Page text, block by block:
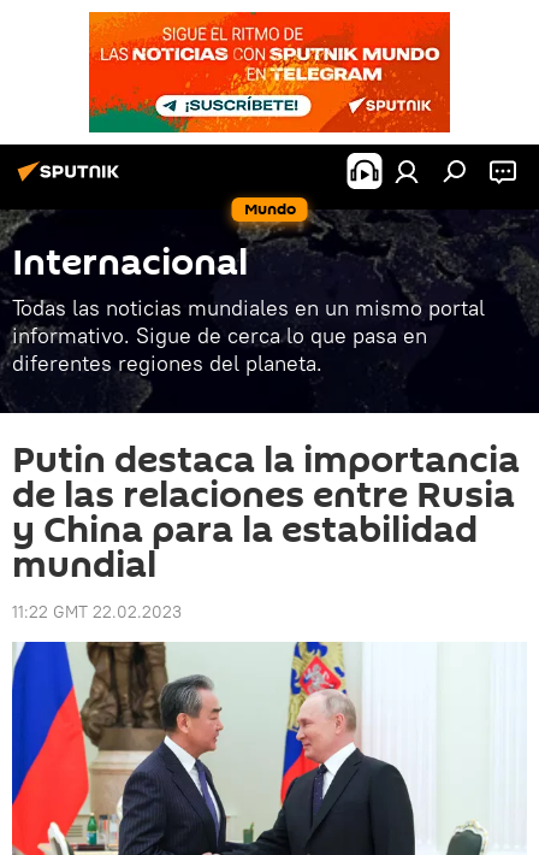
Mundo
Internacional
Todas las noticias mundiales en un mismo portal
informativo. Sigue de cerca lo que pasa en
diferentes regiones del planeta.
Putin destaca la importancia
de las relaciones entre Rusia
y China para la estabilidad
mundial
11:22 GMT 22.02.2023